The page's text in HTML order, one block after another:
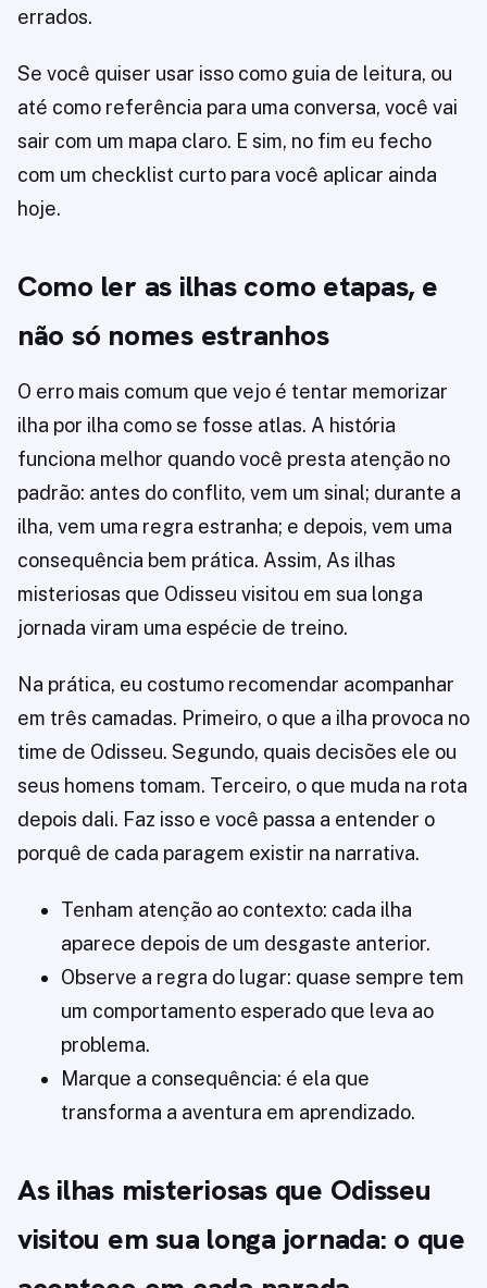
errados.
Se você quiser usar isso como guia de leitura, ou
até como referência para uma conversa, você vai
sair com um mapa claro. E sim, no fim eu fecho
com um checklist curto para você aplicar ainda
hoje.
Como ler as ilhas como etapas, e
não só nomes estranhos
O erro mais comum que vejo é tentar memorizar
ilha por ilha como se fosse atlas. A história
funciona melhor quando você presta atenção no
padrão: antes do conflito, vem um sinal; durante a
ilha, vem uma regra estranha; e depois, vem uma
consequência bem prática. Assim, As ilhas
misteriosas que Odisseu visitou em sua longa
jornada viram uma espécie de treino.
Na prática, eu costumo recomendar acompanhar
em três camadas. Primeiro, o que a ilha provoca no
time de Odisseu. Segundo, quais decisões ele ou
seus homens tomam. Terceiro, o que muda na rota
depois dali. Faz isso e você passa a entender o
porquê de cada paragem existir na narrativa.
Tenham atenção ao contexto: cada ilha
aparece depois de um desgaste anterior.
Observe a regra do lugar: quase sempre tem
um comportamento esperado que leva ao
problema.
Marque a consequência: é ela que
transforma a aventura em aprendizado.
As ilhas misteriosas que Odisseu
visitou em sua longa jornada: o que